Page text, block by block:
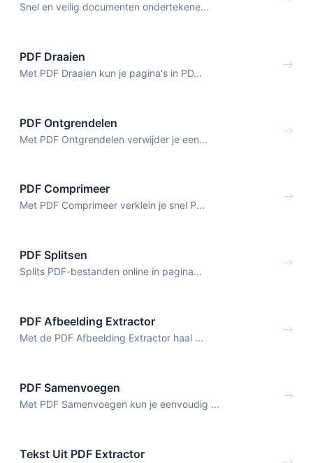
Snel en veilig documenten ondertekene...
PDF Draaien
Met PDF Draaien kun je pagina's in PD...
PDF Ontgrendelen
Met PDF Ontgrendelen verwijder je een...
PDF Comprimeer
Met PDF Comprimeer verklein je snel P...
PDF Splitsen
Splits PDF-bestanden online in pagina...
PDF Afbeelding Extractor
Met de PDF Afbeelding Extractor haal ...
PDF Samenvoegen
Met PDF Samenvoegen kun je eenvoudig ...
Tekst Uit PDF Extractor